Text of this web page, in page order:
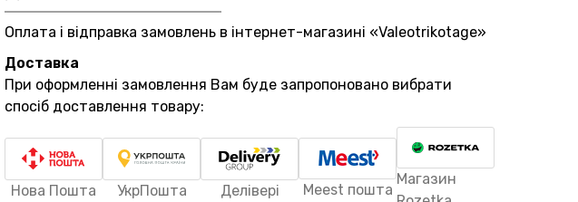
Оплата і відправка замовлень в інтернет-магазині «Valeotrikotage»
Доставка
При оформленні замовлення Вам буде запропоновано вибрати
спосіб доставлення товару:
Нова Пошта УкрПошта Делівері Meest пошта
Магазин